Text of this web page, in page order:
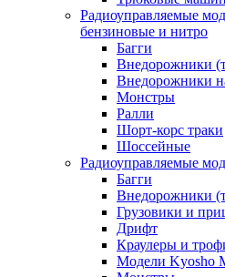
Радиоуправляемые
бензиновые и нитро
Багги
Внедорожники
Внедорожники
Монстры
Ралли
Шорт-корс траки
Шоссейные
Радиоуправляемые
Багги
Внедорожники
Грузовики и
Дрифт
Краулеры и
Модели Kyosho